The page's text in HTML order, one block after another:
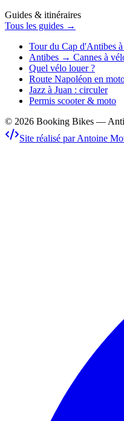
Guides & itinéraires
Tous les guides →
Tour du Cap d'Antibes
Antibes → Cannes à
Quel vélo louer ?
Route Napoléon en
Jazz à Juan : circuler
Permis scooter & moto
© 2026 Booking Bikes —
Site réalisé par Antoine